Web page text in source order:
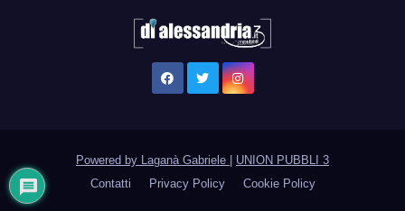
Powered by Laganà Gabriele
UNION PUBBLI 3
Contatti
Privacy Policy Cookie Policy